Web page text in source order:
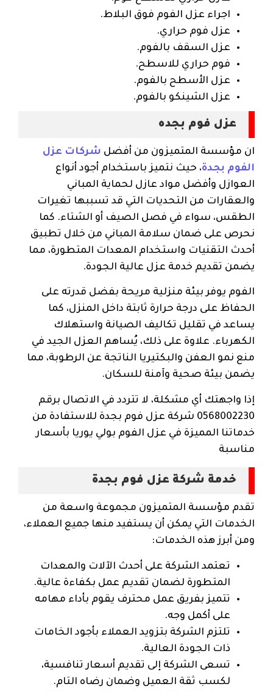
اجراء عزل الفوم فوق البلاط.
عزل فوم حراري.
عزل السقف بالفوم.
فوم حراري للاسطح.
عزل الأسطح بالفوم.
عزل الشينكو بالفوم.
عزل فوم بجده
ان مؤسسة المتميزون من أفضل شركات عزل
الفوم بجدة، حيث نتميز باستخدام أجود أنواع
العوازل وأفضل مواد عازل لحماية المباني
والعقارات من التحديات التي قد تسببها تغيرات
الطقس، سواء في فصل الصيف أو الشتاء. كما
نحرص على ضمان سلامة المباني من خلال تطبيق
أحدث التقنيات واستخدام المعدات المتطورة، مما
يضمن تقديم خدمة عزل عالية الجودة.
الفوم يوفر بيئة منزلية مريحة بفضل قدرته على
الحفاظ على درجة حرارة ثابتة داخل المنزل، كما
يساعد في تقليل تكاليف الصيانة واستهلاك
الكهرباء. علاوة على ذلك، يُساهم العزل الجيد في
منع نمو العفن والبكتيريا الناتجة عن الرطوبة، مما
يضمن بيئة صحية وآمنة للسكان.
إذا واجهتك أي مشكلة، لا تتردد في الاتصال برقم
0568002230 شركة عزل فوم بجدة للاستفادة من
خدماتنا المميزة في عزل الفوم بولي يوريا بأسعار
مناسبة
خدمة شركة عزل فوم بجدة
تقدم مؤسسة المتميزون مجموعة واسعة من
الخدمات التي يمكن أن يستفيد منها جميع العملاء،
ومن أبرز هذه الخدمات:
تعتمد الشركة على أحدث الآلات والمعدات
المتطورة لضمان تقديم عمل بكفاءة عالية.
تتميز بفريق عمل محترف يقوم بأداء مهامه
على أكمل وجه.
تلتزم الشركة بتزويد العملاء بأجود الخامات
ذات الجودة العالية.
تسعى الشركة إلى تقديم أسعار تنافسية،
لكسب ثقة العميل وضمان رضاه التام.